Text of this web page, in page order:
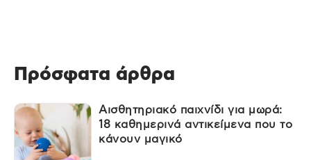
Πρόσφατα άρθρα
Αισθητηριακό παιχνίδι για μωρά:
18 καθημερινά αντικείμενα που το
κάνουν μαγικό